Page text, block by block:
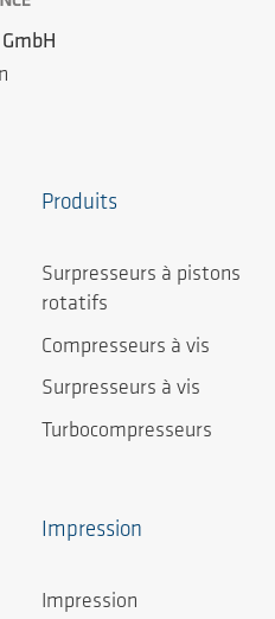
Produits
Surpresseurs à pistons
rotatifs
Compresseurs à vis
Surpresseurs à vis
Turbocompresseurs
Impression
Impression